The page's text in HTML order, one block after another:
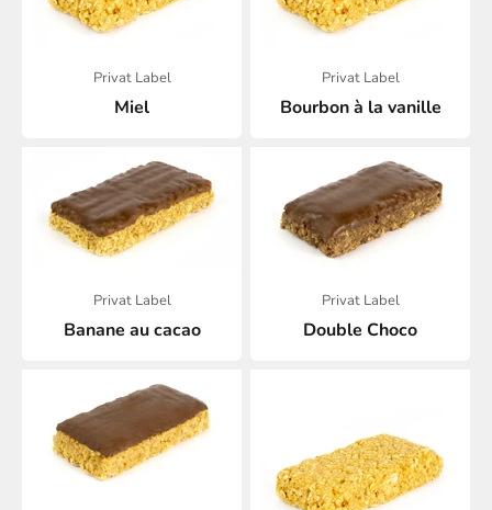
Privat Label
Miel
Privat Label
Bourbon à la vanille
Privat Label
Banane au cacao
Privat Label
Double Choco